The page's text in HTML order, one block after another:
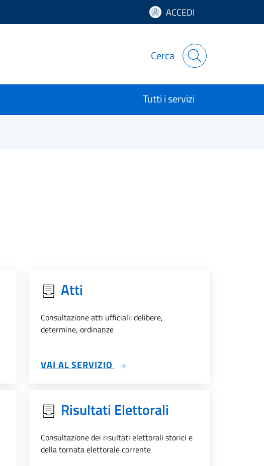
ACCEDI
Cerca
Tutti i servizi
Atti
Consultazione atti ufficiali: delibere,
determine, ordinanze
VAI AL SERVIZIO SU ATTI
Risultati Elettorali
Consultazione dei risultati elettorali storici e
della tornata elettorale corrente